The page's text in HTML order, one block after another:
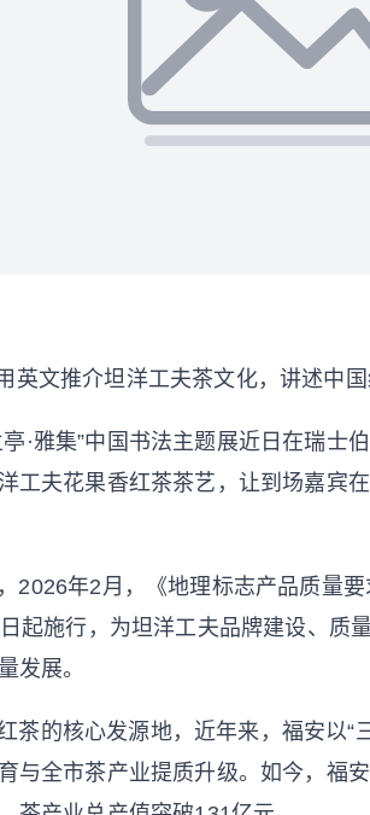
英文推介坦洋工夫茶文化，讲述中
亭·雅集”中国书法主题展近日在瑞士
工夫花果香红茶茶艺，让到场嘉宾
2026年2月，《地理标志产品质量
起施行，为坦洋工夫品牌建设、质
发展。
茶的核心发源地，近年来，福安以“
与全市茶产业提质升级。如今，福